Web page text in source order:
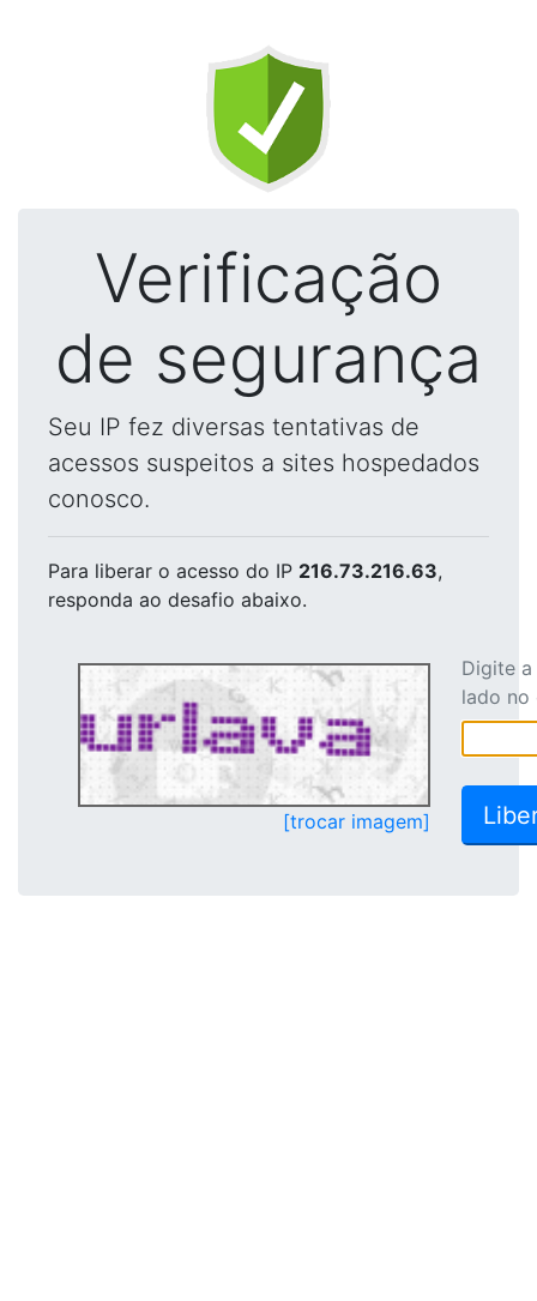
Verificação
de segurança
Seu IP fez diversas tentativas de
acessos suspeitos a sites hospedados
conosco.
Para liberar o acesso do IP 216.73.216.63,
responda ao desafio abaixo.
[trocar imagem]
Digite
lado no